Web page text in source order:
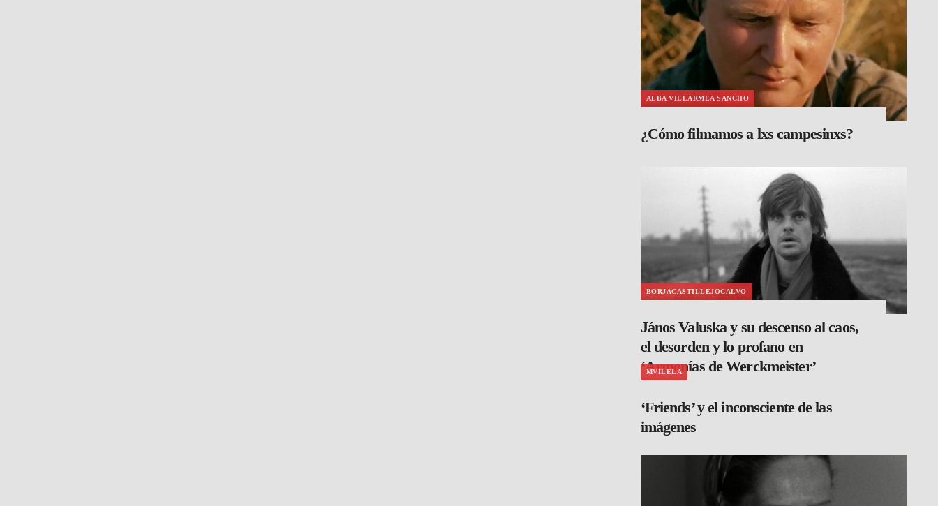
ALBA VILLARMEA SANCHO
¿Cómo filmamos a lxs campesinxs?
BORJACASTILLEJOCALVO
János Valuska y su descenso al caos,
el desorden y lo profano en
‘Armonías de Werckmeister’
MVILELA
‘Friends’ y el inconsciente de las
imágenes